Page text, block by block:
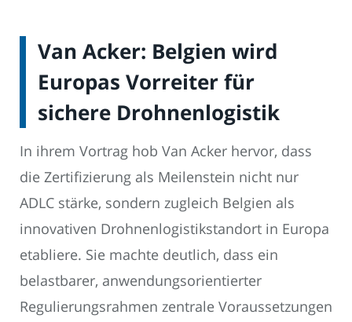
Van Acker: Belgien wird
Europas Vorreiter für
sichere Drohnenlogistik
In ihrem Vortrag hob Van Acker hervor, dass
die Zertifizierung als Meilenstein nicht nur
ADLC stärke, sondern zugleich Belgien als
innovativen Drohnenlogistikstandort in Europa
etabliere. Sie machte deutlich, dass ein
belastbarer, anwendungsorientierter
Regulierungsrahmen zentrale Voraussetzungen